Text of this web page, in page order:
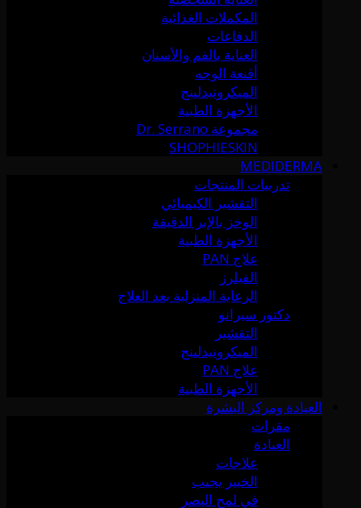
المكملات الغذائية
الدفاعات
العناية بالفم والأسنان
أقنعة الوجه
الميكرونيدلينج
الأجهزة الطبية
مجموعة Dr. Serrano
SHOPHIESKIN
MEDIDERMA
تدريبات المنتجات
التقشير الكيميائي
الوخز بالإبر الدقيقة
الأجهزة الطبية
علاج PAN
الفيلرز
الرعاية المنزلية بعد العلاج
دكتور سيرانو
التقشير
الميكرونيدلينج
علاج PAN
الأجهزة الطبية
العيادة ومركز البشرة
مقرات
العيادة
علاجات
الخبير يجيب
في لمح البصر